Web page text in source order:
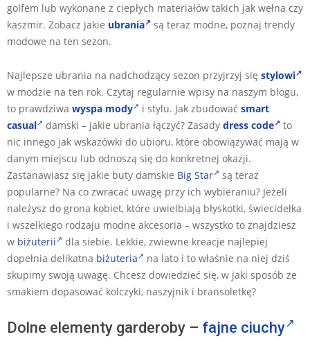
golfem lub wykonane z ciepłych materiałów takich jak wełna czy
kaszmir. Zobacz jakie ubrania
są teraz modne, poznaj trendy
modowe na ten sezon.
Najlepsze ubrania na nadchodzący sezon przyjrzyj się stylowi
w modzie na ten rok. Czytaj regularnie wpisy na naszym blogu,
to prawdziwa wyspa mody i stylu. Jak zbudować smart
casual
damski – jakie ubrania łączyć? Zasady dress code
to
nic innego jak wskazówki do ubioru, które obowiązywać mają w
danym miejscu lub odnoszą się do konkretnej okazji.
Zastanawiasz się jakie buty damskie Big Star
są teraz
popularne? Na co zwracać uwagę przy ich wybieraniu? Jeżeli
należysz do grona kobiet, które uwielbiają błyskotki, świecidełka
i wszelkiego rodzaju modne akcesoria – wszystko to znajdziesz
w biżuterii
dla siebie. Lekkie, zwiewne kreacje najlepiej
dopełnia delikatna biżuteria
na lato i to właśnie na niej dziś
skupimy swoją uwagę. Chcesz dowiedzieć się, w jaki sposób ze
smakiem dopasować kolczyki, naszyjnik i bransoletkę?
Dolne elementy garderoby – fajne ciuchy